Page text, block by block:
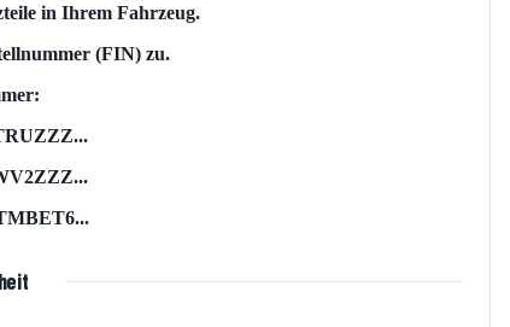
in Ihrem Fahrzeug.
(FIN) zu.